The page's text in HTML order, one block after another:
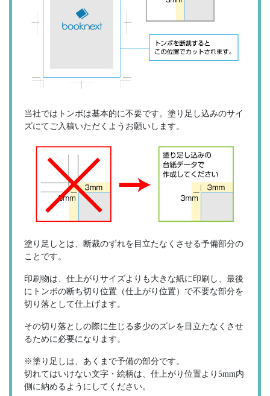
当社ではトンボは基本的に不要です。塗り足し込みのサイ
ズにてご入稿いただくようお願いします。
塗り足しとは、断裁のずれを目立たなくさせる予備部分の
ことです。
印刷物は、仕上がりサイズよりも大きな紙に印刷し、最後
にトンボの断ち切り位置（仕上がり位置）で不要な部分を
切り落として仕上げます。
その切り落としの際に生じる多少のズレを目立たなくさせ
るために必要になります。
※塗り足しは、あくまで予備の部分です。
切れてはいけない文字・絵柄は、仕上がり位置より5mm内
側に納めるようにしてください。